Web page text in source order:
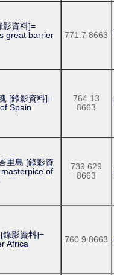
影資料]=
great barrier
771.7 8663
[錄影資料]=
Spain
764.13
8663
里島 [錄影資
of
739.629
8663
錄影資料]=
Africa
760.9 8663